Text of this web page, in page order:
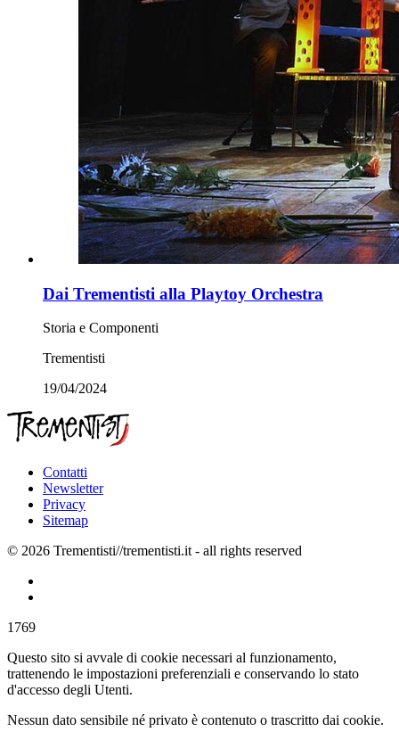
Dai Trementisti alla Playtoy Orchestra
Storia e Componenti
Trementisti
19/04/2024
Contatti
Newsletter
Privacy
Sitemap
© 2026 Trementisti//trementisti.it - all rights reserved
1769
Questo sito si avvale di cookie necessari al funzionamento,
trattenendo le impostazioni preferenziali e conservando lo stato
d'accesso degli Utenti.
Nessun dato sensibile né privato è contenuto o trascritto dai cookie.